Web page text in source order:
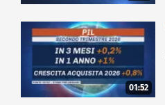
01:52